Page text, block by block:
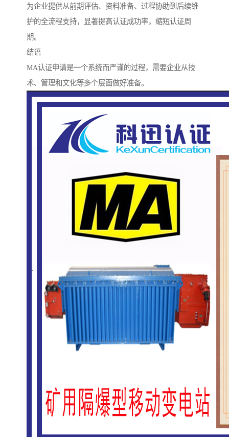
为企业提供从前期评估、资料准备、过程协助到后续维
护的全流程支持，显著提高认证成功率，缩短认证周
期。
结语
MA认证申请是一个系统而严谨的过程，需要企业从技
术、管理和文化等多个层面做好准备。